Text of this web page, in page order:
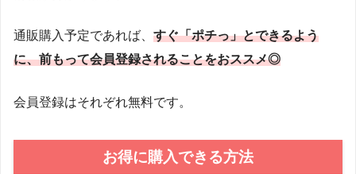
通販購入予定であれば、 すぐ「ポチっ」とできるよう
に、前もって会員登録されることをおススメ◎
会員登録はそれぞれ無料です。
お得に購入できる方法